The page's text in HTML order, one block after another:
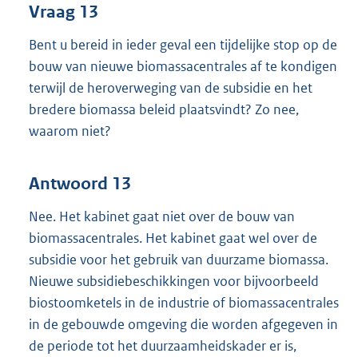
Vraag 13
Bent u bereid in ieder geval een tijdelijke stop op de
bouw van nieuwe biomassacentrales af te kondigen
terwijl de heroverweging van de subsidie en het
bredere biomassa beleid plaatsvindt? Zo nee,
waarom niet?
Antwoord 13
Nee. Het kabinet gaat niet over de bouw van
biomassacentrales. Het kabinet gaat wel over de
subsidie voor het gebruik van duurzame biomassa.
Nieuwe subsidiebeschikkingen voor bijvoorbeeld
biostoomketels in de industrie of biomassacentrales
in de gebouwde omgeving die worden afgegeven in
de periode tot het duurzaamheidskader er is,